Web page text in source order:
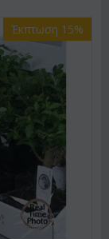
Έκπτωση 15%